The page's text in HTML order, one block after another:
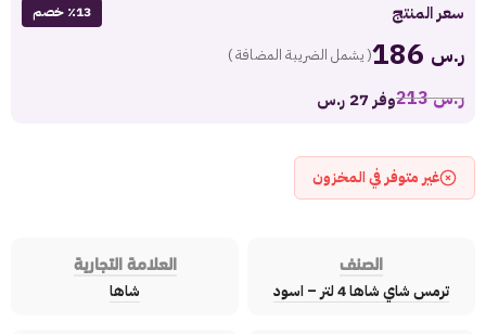
سعر المنتج ٪13 خصم
ر.س ( يشمل الضريبة المضافة )
ر.س213 وفر 27 ر.س
غير متوفر في المخزون
الصنف
ترمس شاي شاها 4 لتر – اسود
العلامة التجارية
شاها